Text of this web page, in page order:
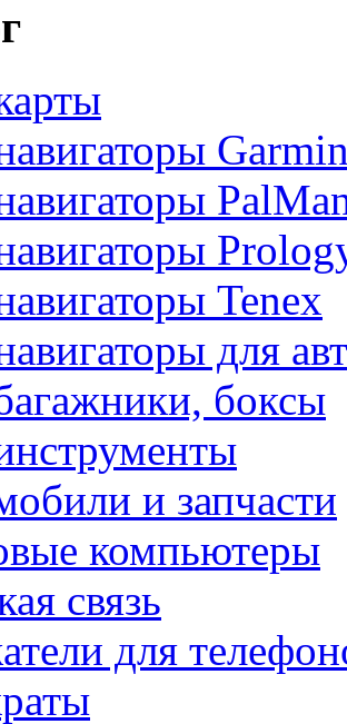
Tenex
для
боксы
и запчасти
компьютеры
связь
для